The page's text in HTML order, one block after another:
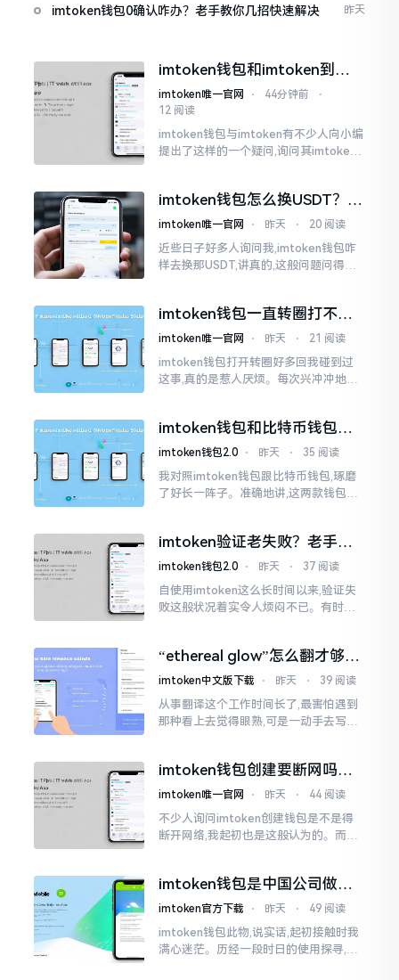
imtoken钱包0确认咋办？老手教你几招快速解决 昨天
imtoken钱包和imtoken到底
是不是一回事？看完就懂了
imtoken唯一官网 ⋅ 44分钟前
⋅
12 阅读
imtoken钱包与imtoken有不少人向小编
提出了这样的一个疑问,询问其imtoken
同一个物品
imtoken钱包怎么换USDT？这
几种方法你得知道
imtoken唯一官网 ⋅ 昨天 ⋅ 20 阅读
近些日子好多人询问我,imtoken钱包咋
样去换那USDT,讲真的,这般问题问得很
imtoken钱包一直转圈打不开
解决办法分享
imtoken唯一官网 ⋅ 昨天 ⋅ 21 阅读
imtoken钱包打开转圈好多回我碰到过
这事,真的是惹人厌烦。每次兴冲冲地开
大家说法不尽相同
imtoken钱包和比特币钱包，
谁更安全？老玩家来聊聊
imtoken钱包2.0 ⋅ 昨天 ⋅ 35 阅读
我对照imtoken钱包跟比特币钱包,琢磨
了好长一阵子。准确地讲,这两款钱包我
挺美观
imtoken验证老失败？老手教
你几招搞定
imtoken钱包2.0 ⋅ 昨天 ⋅ 37 阅读
自使用imtoken这么长时间以来,验证失
败这般状况着实令人烦闷不已。有时急
至极点。
“ethereal glow”怎么翻才够味
儿？翻译圈老油条的私房话
imtoken中文版下载 ⋅ 昨天 ⋅ 39 阅读
从事翻译这个工作时间长了,最害怕遇到
那种看上去觉得眼熟,可是一动手去写就
imtoken钱包创建要断网吗？
老玩家说说真实情况
imtoken唯一官网 ⋅ 昨天 ⋅ 44 阅读
不少人询问imtoken创建钱包是不是得
断开网络,我起初也是这般认为的。而后
人攻击
imtoken钱包是中国公司做的
吗？一文说清楚
imtoken官方下载 ⋅ 昨天 ⋅ 49 阅读
imtoken钱包此物,说实话,起初接触时我
满心迷茫。历经一段时日的使用探寻,我